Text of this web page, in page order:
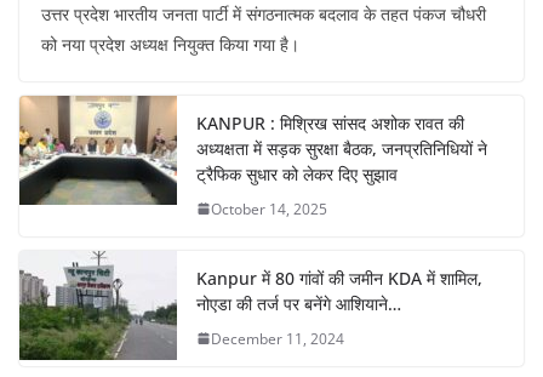
उत्तर प्रदेश भारतीय जनता पार्टी में संगठनात्मक बदलाव के तहत पंकज चौधरी
को नया प्रदेश अध्यक्ष नियुक्त किया गया है।
KANPUR : मिश्रिख सांसद अशोक रावत की
अध्यक्षता में सड़क सुरक्षा बैठक, जनप्रतिनिधियों ने
ट्रैफिक सुधार को लेकर दिए सुझाव
October 14, 2025
Kanpur में 80 गांवों की जमीन KDA में शामिल,
नोएडा की तर्ज पर बनेंगे आशियाने…
December 11, 2024